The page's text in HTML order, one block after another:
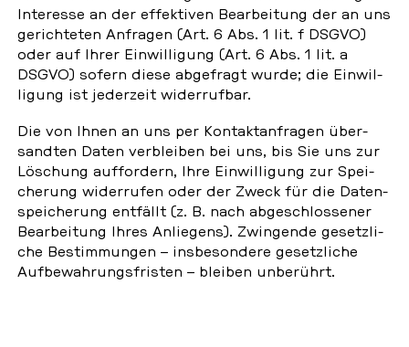
In­ter­es­se an der ef­fek­ti­ven Be­ar­bei­tung der an uns
ge­rich­te­ten An­fra­gen (Art. 6 Abs. 1 lit. f DSGVO)
oder auf Ihrer Ein­wil­li­gung (Art. 6 Abs. 1 lit. a
DSGVO) sofern diese ab­ge­fragt wurde; die Ein­wil­
li­gung ist je­der­zeit wi­der­ruf­bar.
Die von Ihnen an uns per Kon­takt­an­fra­gen über­
sand­ten Daten ver­blei­ben bei uns, bis Sie uns zur
Lö­schung auf­for­dern, Ihre Ein­wil­li­gung zur Spei­
che­rung wi­der­ru­fen oder der Zweck für die Da­ten­
spei­che­rung ent­fällt (z. B. nach ab­ge­schlos­se­ner
Be­ar­bei­tung Ihres An­lie­gens). Zwin­gen­de ge­setz­li­
che Be­stim­mun­gen – ins­be­son­de­re ge­setz­li­che
Auf­be­wah­rungs­fris­ten – bleiben un­be­rührt.